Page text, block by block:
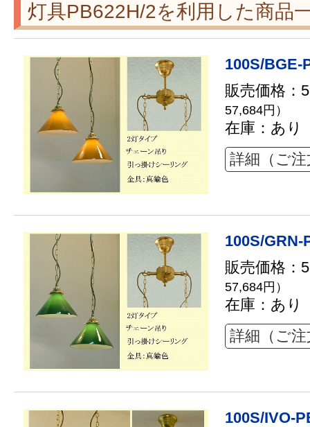
灯具PB622H/2を利用した商品
100S/BGE-
販売価格：
57,684円）
在庫：あり
詳細（ご
100S/GRN-
販売価格：
57,684円）
在庫：あり
詳細（ご
100S/IVO-